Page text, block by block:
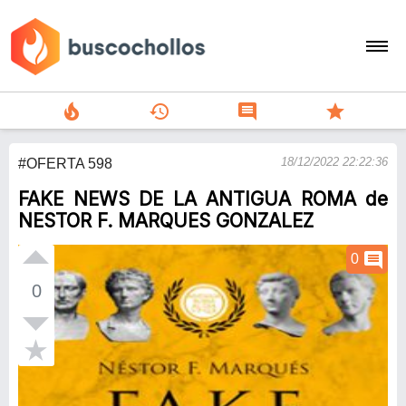
search
person
add
Menu
local_fire_department history comment star
#OFERTA 598 18/12/2022 22:22:36
FAKE NEWS DE LA ANTIGUA ROMA de
NESTOR F. MARQUES GONZALEZ
0
0 comment